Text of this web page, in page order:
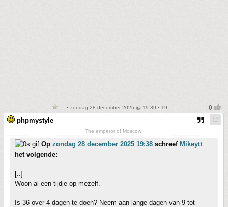
• zondag 28 december 2025 @ 19:39 • 19
phpmystyle
The emperor of Moscow!
Op zondag 28 december 2025 19:38 schreef Mikeytt
het volgende:
[..]
Woon al een tijdje op mezelf.
Is 36 over 4 dagen te doen? Neem aan lange dagen van 9 tot